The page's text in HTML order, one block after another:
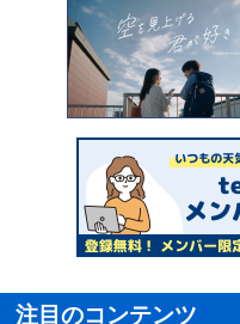
注目のコンテンツ